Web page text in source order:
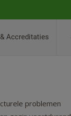
Accreditaties
problemen